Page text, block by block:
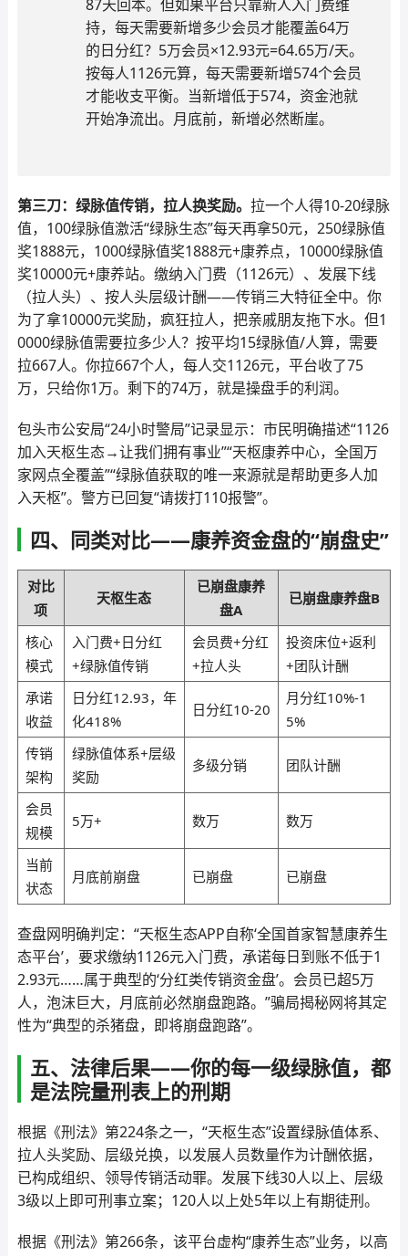
87天回本。但如果平台只靠新人入门费维
持，每天需要新增多少会员才能覆盖64万
的日分红？5万会员×12.93元=64.65万/天。
按每人1126元算，每天需要新增574个会员
才能收支平衡。当新增低于574，资金池就
开始净流出。月底前，新增必然断崖。
第三刀：绿脉值传销，拉人换奖励。 拉一个人得10-20绿脉
值，100绿脉值激活“绿脉生态”每天再拿50元，250绿脉值
奖1888元，1000绿脉值奖1888元+康养点，10000绿脉值
奖10000元+康养站。缴纳入门费（1126元）、发展下线
（拉人头）、按人头层级计酬——传销三大特征全中。你
为了拿10000元奖励，疯狂拉人，把亲戚朋友拖下水。但1
0000绿脉值需要拉多少人？按平均15绿脉值/人算，需要
拉667人。你拉667个人，每人交1126元，平台收了75
万，只给你1万。剩下的74万，就是操盘手的利润。
包头市公安局“24小时警局”记录显示：市民明确描述“1126
加入天枢生态→让我们拥有事业”“天枢康养中心，全国万
家网点全覆盖”“绿脉值获取的唯一来源就是帮助更多人加
入天枢”。警方已回复“请拨打110报警”。
四、同类对比——康养资金盘的“崩盘史”
对比
项
天枢生态
已崩盘康养
盘A
已崩盘康养盘B
核心
模式
入门费+日分红
+绿脉值传销
会员费+分红
+拉人头
投资床位+返利
+团队计酬
承诺
收益
日分红12.93，年
化418%
日分红10-20
月分红10%-1
5%
传销
架构
绿脉值体系+层级
奖励
多级分销 团队计酬
会员
规模
5万+ 数万 数万
当前
状态
月底前崩盘 已崩盘 已崩盘
查盘网明确判定：“天枢生态APP自称‘全国首家智慧康养生
态平台’，要求缴纳1126元入门费，承诺每日到账不低于1
2.93元……属于典型的‘分红类传销资金盘’。会员已超5万
人，泡沫巨大，月底前必然崩盘跑路。”骗局揭秘网将其定
性为“典型的杀猪盘，即将崩盘跑路”。
五、法律后果——你的每一级绿脉值，都
是法院量刑表上的刑期
根据《刑法》第224条之一，“天枢生态”设置绿脉值体系、
拉人头奖励、层级兑换，以发展人员数量作为计酬依据，
已构成组织、领导传销活动罪。发展下线30人以上、层级
3级以上即可刑事立案；120人以上处5年以上有期徒刑。
根据《刑法》第266条，该平台虚构“康养生态”业务，以高